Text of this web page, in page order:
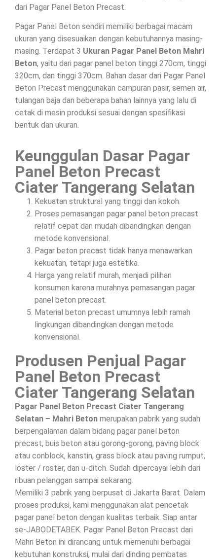
dari Pagar Panel Beton Precast.
Pagar Panel Beton sendiri memiliki berbagai macam
ukuran yang disesuaikan dengan kebutuhannya masing-
masing. Terdapat 3 Ukuran Pagar Panel Beton Mahri
Beton, yaitu dari pagar panel beton tinggi 270cm, tinggi
320cm, dan tinggi 370cm. Bahan dasar dari Pagar Panel
Beton Precast menggunakan campuran pasir, semen air,
tulangan baja dan beberapa bahan lainnya yang lalu di
cetak di mesin produksi sesuai dengan spesifikasi
bentuk dan ukuran.
Keunggulan Dasar Pagar
Panel Beton Precast
Ciater Tangerang Selatan
Kekuatan struktural yang tinggi dan kokoh.
Proses pemasangan pagar panel beton precast
relatif cepat dan mudah dibandingkan dengan
metode konvensional.
Pagar beton precast tidak hanya menawarkan
kekuatan, tetapi juga estetika.
Harga yang relatif murah, menjadi pilihan
konsumen karena murahnya pemasangan pagar
panel beton precast.
Material beton precast umumnya lebih ramah
lingkungan dibandingkan dengan metode
konvensional.
Produsen Penjual Pagar
Panel Beton Precast
Ciater Tangerang Selatan
Pagar Panel Beton Precast Ciater Tangerang
Selatan – Mahri Beton merupakan pabrik yang sudah
berpengalaman dalam bidang pagar panel beton
precast, buis beton atau gorong-gorong, paving block
atau conblock, kanstin, grass block atau paving rumput,
loster / roster, dan u-ditch. Sudah dipercayai lebih dari
ribuan pelanggan sampai sekarang.
Memiliki 3 pabrik yang berpusat di Jakarta Barat. Dalam
proses produksi, kami menggunakan alat pencetak
pagar panel beton dengan kualitas terbaik. Siap antar
se-JABODETABEK. Pagar Panel Beton Precast dari
Mahri Beton ini dirancang untuk memenuhi berbagai
kebutuhan konstruksi, mulai dari dinding pembatas